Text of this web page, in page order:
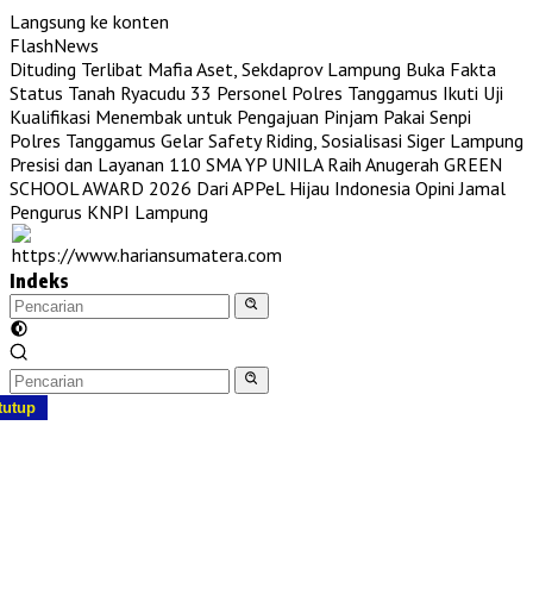
Langsung ke konten
FlashNews
Dituding Terlibat Mafia Aset, Sekdaprov Lampung Buka Fakta
Status Tanah Ryacudu 33 Personel Polres Tanggamus Ikuti Uji
Kualifikasi Menembak untuk Pengajuan Pinjam Pakai Senpi
Polres Tanggamus Gelar Safety Riding, Sosialisasi Siger Lampung
Presisi dan Layanan 110 SMA YP UNILA Raih Anugerah GREEN
SCHOOL AWARD 2026 Dari APPeL Hijau Indonesia Opini Jamal
Pengurus KNPI Lampung
Indeks